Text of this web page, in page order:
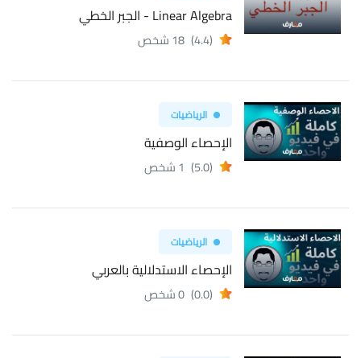
Linear Algebra - الجبر الخطي
(4.4) 18 شخص
الرياضيات
الإحصاء الوصفية
(5.0) 1 شخص
الرياضيات
الإحصاء الاستدلالية بالعربي
(0.0) 0 شخص